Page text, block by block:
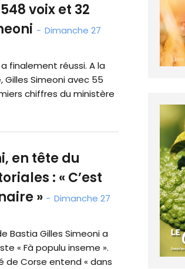
voix et 32
- Dimanche 27
finalement réussi. A la
Simeoni avec 55
chiffres du ministère
en tête du
: « C’est
» - Dimanche 27
Bastia Gilles Simeoni a
« Fà populu inseme ».
de Corse entend « dans